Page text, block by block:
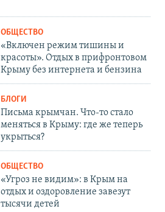
ОБЩЕСТВО
«Включен режим тишины и
красоты». Отдых в прифронтовом
Крыму без интернета и бензина
БЛОГИ
Письма крымчан. Что-то стало
меняться в Крыму: где же теперь
укрыться?
ОБЩЕСТВО
«Угроз не видим»: в Крым на
отдых и оздоровление завезут
тысячи детей